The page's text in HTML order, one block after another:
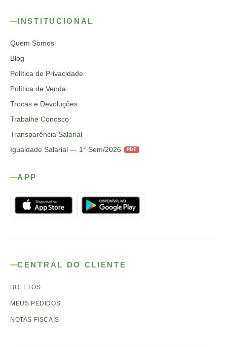
INSTITUCIONAL
Quem Somos
Blog
Política de Privacidade
Política de Venda
Trocas e Devoluções
Trabalhe Conosco
Transparência Salarial
Igualdade Salarial — 1° Sem/2026
PDF
APP
CENTRAL DO CLIENTE
BOLETOS
MEUS PEDIDOS
NOTAS FISCAIS